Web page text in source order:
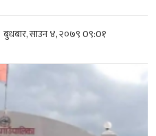
बुधबार, साउन ४, २०७९0९:0१